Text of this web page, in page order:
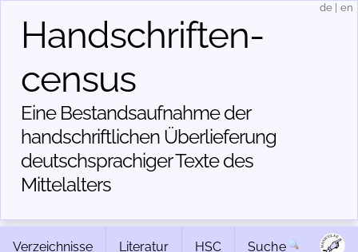
Handschriften­
census
Eine Bestandsaufnahme der
handschriftlichen Über­lieferung
deutschsprachiger Texte des
Mittelalters
de en
Verzeichnisse Literatur HSC Suche